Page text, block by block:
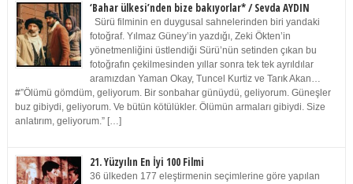
‘Bahar ülkesi’nden bize bakıyorlar* / Sevda AYDIN
Sürü filminin en duygusal sahnelerinden biri yandaki
fotoğraf. Yılmaz Güney’in yazdığı, Zeki Ökten’in
yönetmenliğini üstlendiği Sürü’nün setinden çıkan bu
fotoğrafın çekilmesinden yıllar sonra tek tek ayrıldılar
aramızdan Yaman Okay, Tuncel Kurtiz ve Tarık Akan…
#”Ölümü gömdüm, geliyorum. Bir sonbahar günüydü, geliyorum. Güneşler
buz gibiydi, geliyorum. Ve bütün kötülükler. Ölümün armaları gibiydi. Size
anlatırım, geliyorum.” […]
21. Yüzyılın En İyi 100 Filmi
36 ülkeden 177 eleştirmenin seçimlerine göre yapılan